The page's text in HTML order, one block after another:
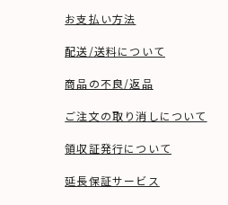
お支払い方法
配送/送料について
商品の不良/返品
ご注文の取り消しについて
領収証発行について
延長保証サービス